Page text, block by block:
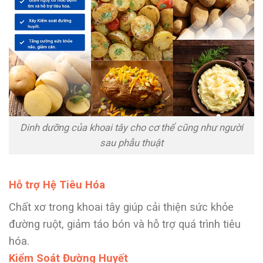
Dinh dưỡng của khoai tây cho cơ thể cũng như người
sau phẫu thuật
Hỗ trợ Hệ Tiêu Hóa
Chất xơ trong khoai tây giúp cải thiện sức khỏe
đường ruột, giảm táo bón và hỗ trợ quá trình tiêu
hóa.
Kiểm Soát Đường Huyết